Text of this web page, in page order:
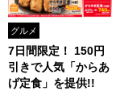
グルメ
7日間限定！ 150円
引きで人気「からあ
げ定食」を提供!!